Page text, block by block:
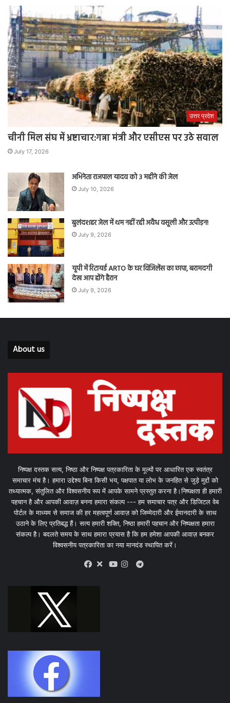
उत्तर प्रदेश
चीनी मिल संघ में भ्रष्टाचार:गन्ना मंत्री और एसीएस पर उठे सवाल
July 17, 2026
अभिनेता राजपाल यादव को 3 महीने की जेल
July 10, 2026
बुलंदशहर जेल में थम नहीं रही अवैध वसूली और उत्पीड़न!
July 9, 2026
यूपी में रिटायर्ड ARTO के घर विजिलेंस का छापा, बरामदगी
देख आप होंगे हैरान
July 9, 2026
About us
निष्पक्ष दस्तक सत्य, निष्ठा और निष्पक्ष पत्रकारिता के मूल्यों पर आधारित एक स्वतंत्र
समाचार मंच है। हमारा उद्देश्य बिना किसी भय, पक्षपात या लोभ के जनहित से जुड़े मुद्दों को
तथ्यात्मक, संतुलित और विश्वसनीय रूप में आपके सामने प्रस्तुत करना है।निष्पक्षता ही हमारी
पहचान है और आपकी आवाज़ बनना हमारा संकल्प --- हम समाचार पत्र और डिजिटल वेब
पोर्टल के माध्यम से समाज की हर महत्वपूर्ण आवाज़ को जिम्मेदारी और ईमानदारी के साथ
उठाने के लिए प्रतिबद्ध हैं। सत्य हमारी शक्ति, निष्ठा हमारी पहचान और निष्पक्षता हमारा
संकल्प है। बदलते समय के साथ हमारा प्रयास है कि हम हमेशा आपकी आवाज़ बनकर
विश्वसनीय पत्रकारिता का नया मानदंड स्थापित करें।
X
Telegram